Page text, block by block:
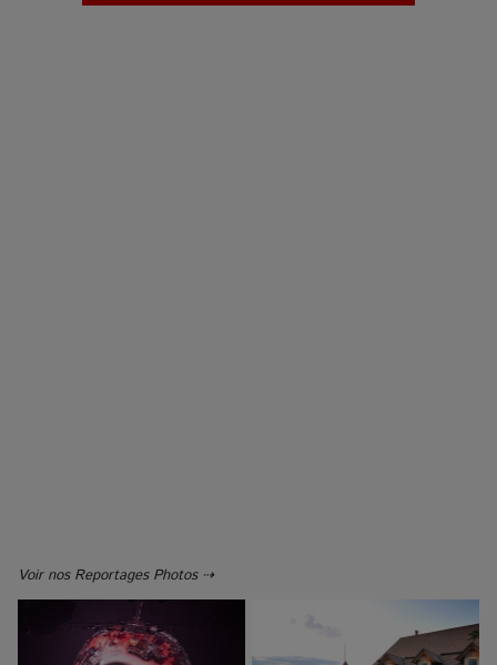
Voir nos Reportages Photos ⇢